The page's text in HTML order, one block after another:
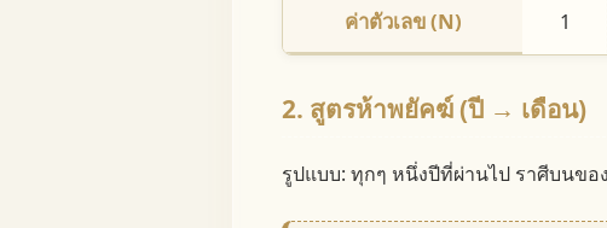
ค่าตัวเลข (N) 1
2. สูตรห้าพยัคฆ์ (ปี → เดือน)
รูปแบบ: ทุกๆ หนึ่งปีที่ผ่านไป ราศีบนขอ